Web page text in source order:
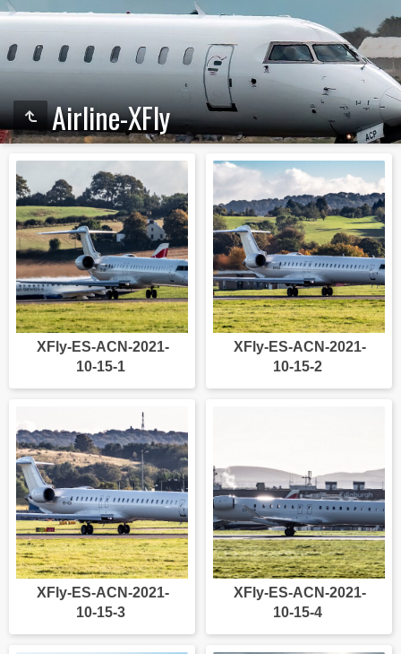
Airline-XFly
XFly-ES-ACN-2021-
10-15-1
XFly-ES-ACN-2021-
10-15-2
XFly-ES-ACN-2021-
10-15-3
XFly-ES-ACN-2021-
10-15-4